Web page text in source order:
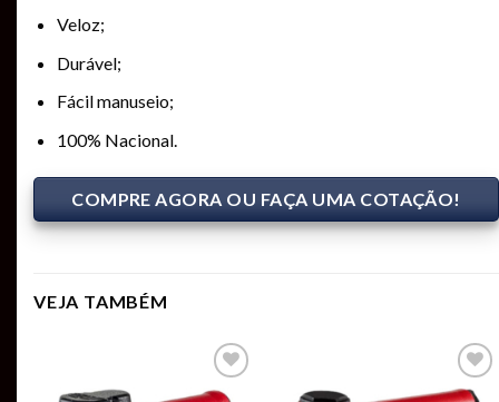
Veloz;
Durável;
Fácil manuseio;
100% Nacional.
COMPRE AGORA OU FAÇA UMA COTAÇÃO!
VEJA TAMBÉM